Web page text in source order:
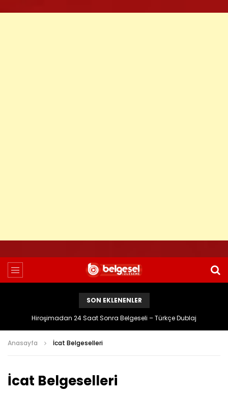
SON EKLENENLER
Hiroşimadan 24 Saat Sonra Belgeseli – Türkçe Dublaj
Anasayfa İcat Belgeselleri
İcat Belgeselleri